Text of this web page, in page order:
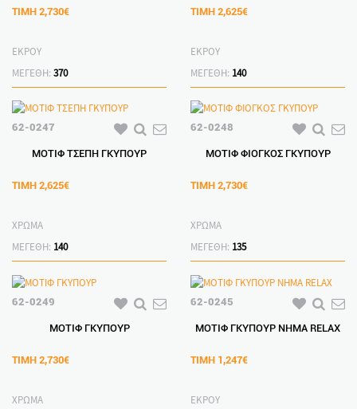
ΤΙΜΗ 2,730€
ΕΚΡΟΥ
ΜΕΓΕΘΗ: 370
ΤΙΜΗ 2,625€
ΕΚΡΟΥ
ΜΕΓΕΘΗ: 140
62-0247
ΜΟΤΙΦ ΤΣΕΠΗ ΓΚΥΠΟΥΡ
ΤΙΜΗ 2,625€
ΧΡΩΜΑ
ΜΕΓΕΘΗ: 140
62-0248
ΜΟΤΙΦ ΦΙΟΓΚΟΣ ΓΚΥΠΟΥΡ
ΤΙΜΗ 2,730€
ΧΡΩΜΑ
ΜΕΓΕΘΗ: 135
62-0249
ΜΟΤΙΦ ΓΚΥΠΟΥΡ
ΤΙΜΗ 2,730€
ΧΡΩΜΑ
62-0245
ΜΟΤΙΦ ΓΚΥΠΟΥΡ ΝΗΜΑ RELAX
ΤΙΜΗ 1,247€
ΕΚΡΟΥ